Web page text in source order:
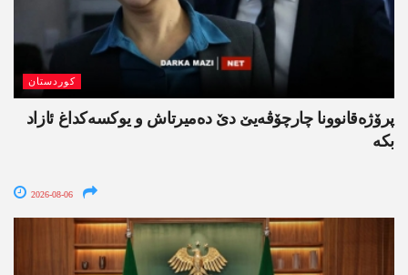
کوردستان
پرۆژەقانوونا چارچۆڤەیێ دێ دەمیرتاش و یوکسەکداغ ئازاد
بکە
2026-08-06